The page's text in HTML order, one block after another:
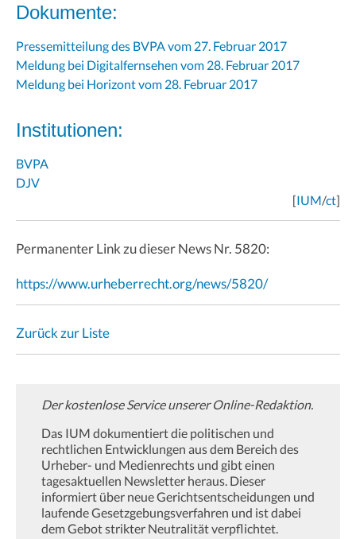
Dokumente:
Pressemitteilung des BVPA vom 27. Februar 2017
Meldung bei Digitalfernsehen vom 28. Februar 2017
Meldung bei Horizont vom 28. Februar 2017
Institutionen:
BVPA
DJV
[IUM/ct]
Permanenter Link zu dieser News Nr. 5820:
https://www.urheberrecht.org/news/5820/
Zurück zur Liste
Der kostenlose Service unserer Online-Redaktion.
Das IUM dokumentiert die politischen und
rechtlichen Entwicklungen aus dem Bereich des
Urheber- und Medienrechts und gibt einen
tagesaktuellen Newsletter heraus. Dieser
informiert über neue Gerichtsentscheidungen und
laufende Gesetzgebungsverfahren und ist dabei
dem Gebot strikter Neutralität verpflichtet.